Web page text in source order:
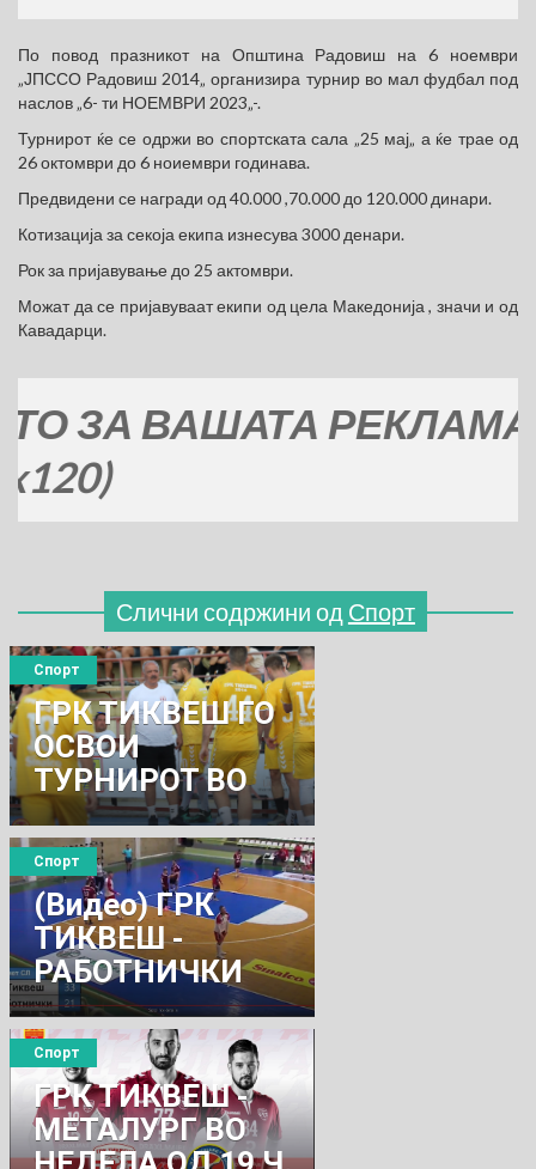
По повод празникот на Општина Радовиш на 6 ноември
„ЈПССО Радовиш 2014„ организира турнир во мал фудбал под
наслов „6- ти НОЕМВРИ 2023„-.
Турнирот ќе се одржи во спортската сала „25 мај„ а ќе трае од
26 октомври до 6 ноиември годинава.
Предвидени се награди од 40.000 ,70.000 до 120.000 динари.
Котизација за секоја екипа изнесува 3000 денари.
Рок за пријавување до 25 актомври.
Можат да се пријавуваат екипи од цела Македонија , значи и од
Кавадарци.
ВАШАТА РЕКЛАМА
Слични содржини од Спорт
ГРК ТИКВЕШ ГО
ОСВОИ
ТУРНИРОТ ВО
ПРИЛЕП
Спорт
(Видео) ГРК
ТИКВЕШ -
РАБОТНИЧКИ
33-21 (16-11)
Спорт
ГРК ТИКВЕШ -
МЕТАЛУРГ ВО
Спорт